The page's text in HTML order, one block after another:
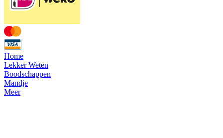
Home
Lekker Weten
Boodschappen
Mandje
Meer